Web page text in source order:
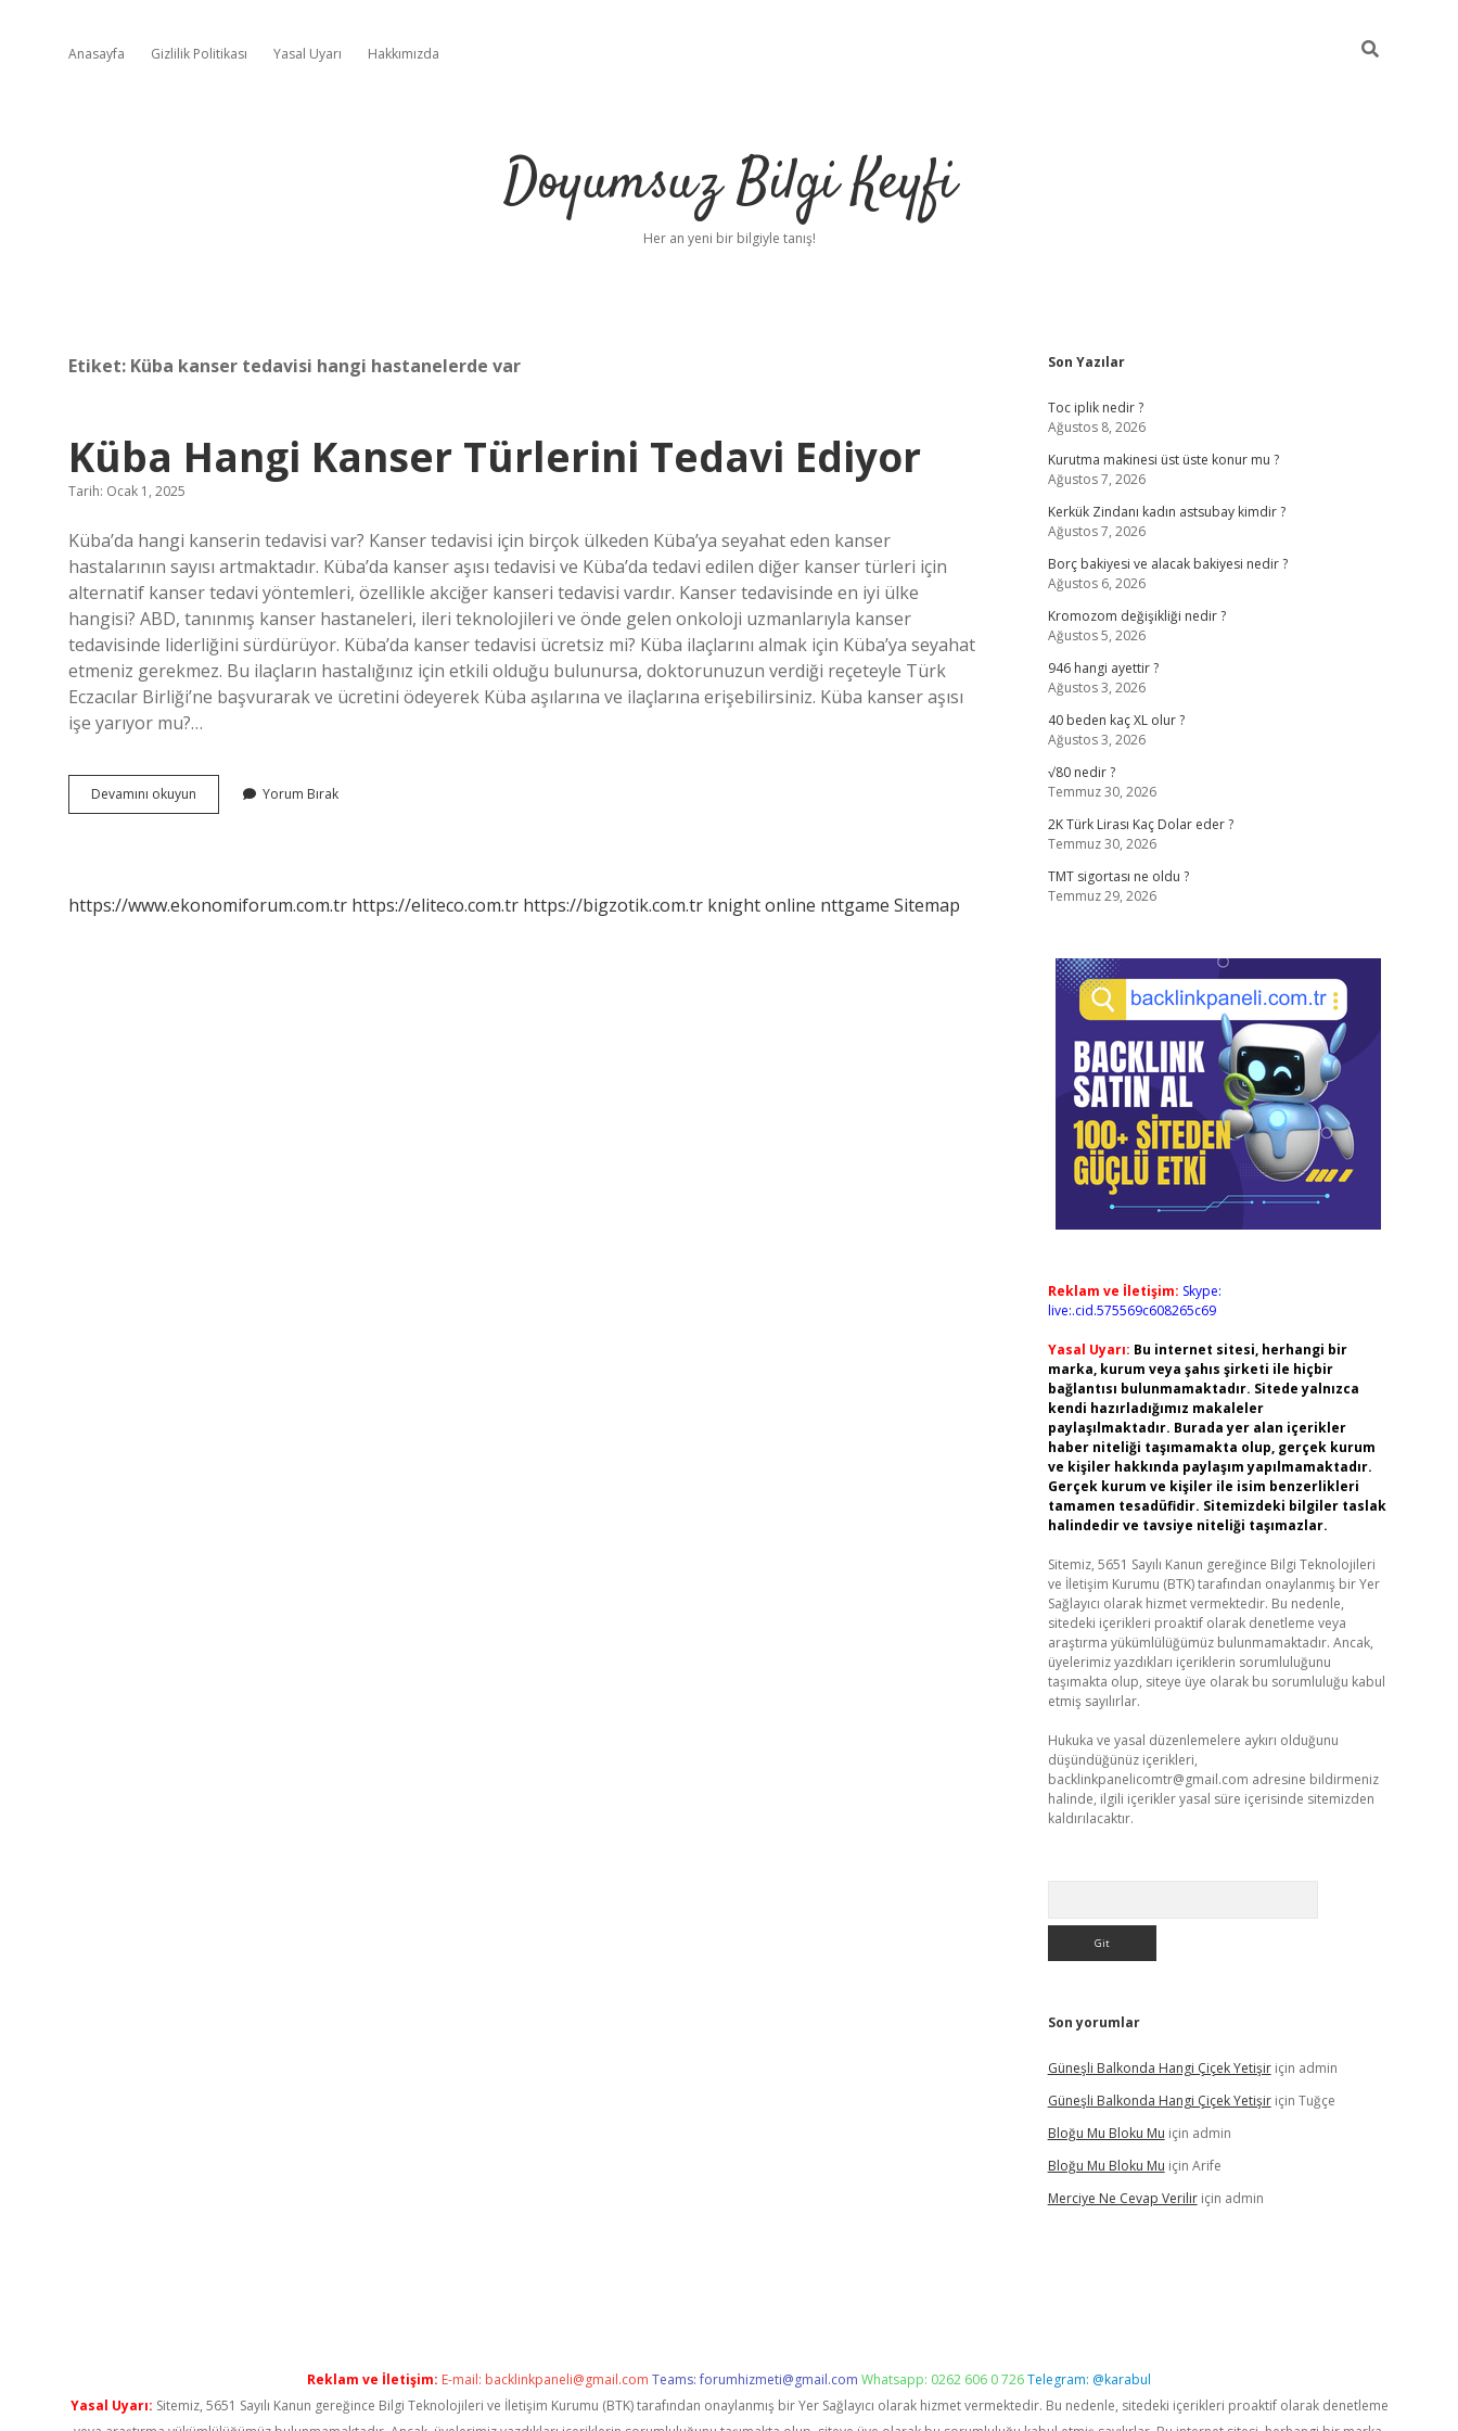
Anasayfa Gizlilik Politikası Yasal Uyarı Hakkımızda
Doyumsuz Bilgi Keyfi
Her an yeni bir bilgiyle tanış!
Etiket: Küba kanser tedavisi hangi hastanelerde var
Küba Hangi Kanser Türlerini Tedavi Ediyor
Tarih: Ocak 1, 2025
Küba’da hangi kanserin tedavisi var? Kanser tedavisi için birçok ülkeden Küba’ya seyahat eden kanser
hastalarının sayısı artmaktadır. Küba’da kanser aşısı tedavisi ve Küba’da tedavi edilen diğer kanser türleri için
alternatif kanser tedavi yöntemleri, özellikle akciğer kanseri tedavisi vardır. Kanser tedavisinde en iyi ülke
hangisi? ABD, tanınmış kanser hastaneleri, ileri teknolojileri ve önde gelen onkoloji uzmanlarıyla kanser
tedavisinde liderliğini sürdürüyor. Küba’da kanser tedavisi ücretsiz mi? Küba ilaçlarını almak için Küba’ya seyahat
etmeniz gerekmez. Bu ilaçların hastalığınız için etkili olduğu bulunursa, doktorunuzun verdiği reçeteyle Türk
Eczacılar Birliği’ne başvurarak ve ücretini ödeyerek Küba aşılarına ve ilaçlarına erişebilirsiniz. Küba kanser aşısı
işe yarıyor mu?…
Devamını okuyun
Hangi
Yorum Bırak
https://www.ekonomiforum.com.tr https://eliteco.com.tr https://bigzotik.com.tr knight online nttgame Sitemap
Sidebar
Son Yazılar
Toc iplik nedir ?
Ağustos 8, 2026
Kurutma makinesi üst üste konur mu ?
Ağustos 7, 2026
Kerkük Zindanı kadın astsubay kimdir ?
Ağustos 7, 2026
Borç bakiyesi ve alacak bakiyesi nedir ?
Ağustos 6, 2026
Kromozom değişikliği nedir ?
Ağustos 5, 2026
946 hangi ayettir ?
Ağustos 3, 2026
40 beden kaç XL olur ?
Ağustos 3, 2026
√80 nedir ?
Temmuz 30, 2026
2K Türk Lirası Kaç Dolar eder ?
Temmuz 30, 2026
TMT sigortası ne oldu ?
Temmuz 29, 2026
Reklam ve İletişim: Skype:
live:.cid.575569c608265c69
Yasal Uyarı: Bu internet sitesi, herhangi bir
marka, kurum veya şahıs şirketi ile hiçbir
bağlantısı bulunmamaktadır. Sitede yalnızca
kendi hazırladığımız makaleler
paylaşılmaktadır. Burada yer alan içerikler
haber niteliği taşımamakta olup, gerçek kurum
ve kişiler hakkında paylaşım yapılmamaktadır.
Gerçek kurum ve kişiler ile isim benzerlikleri
tamamen tesadüfidir. Sitemizdeki bilgiler taslak
halindedir ve tavsiye niteliği taşımazlar.
Sitemiz, 5651 Sayılı Kanun gereğince Bilgi Teknolojileri
ve İletişim Kurumu (BTK) tarafından onaylanmış bir Yer
Sağlayıcı olarak hizmet vermektedir. Bu nedenle,
sitedeki içerikleri proaktif olarak denetleme veya
araştırma yükümlülüğümüz bulunmamaktadır. Ancak,
üyelerimiz yazdıkları içeriklerin sorumluluğunu
taşımakta olup, siteye üye olarak bu sorumluluğu kabul
etmiş sayılırlar.
Hukuka ve yasal düzenlemelere aykırı olduğunu
düşündüğünüz içerikleri,
backlinkpanelicomtr@gmail.com adresine bildirmeniz
halinde, ilgili içerikler yasal süre içerisinde sitemizden
kaldırılacaktır.
Son yorumlar
Güneşli Balkonda Hangi Çiçek Yetişiriçin admin
Güneşli Balkonda Hangi Çiçek Yetişiriçin Tuğçe
Bloğu Mu Bloku Mu için admin
Bloğu Mu Bloku Mu için Arife
Merciye Ne Cevap Veriliriçin admin
Reklam ve İletişim: E-mail: backlinkpaneli@gmail.com Teams:forumhizmeti@gmail.com Whatsapp: 0262 606 0 726Telegram: @karabul
Yasal Uyarı: Sitemiz, 5651 Sayılı Kanun gereğince Bilgi Teknolojileri ve İletişim Kurumu (BTK) tarafından onaylanmış bir Yer Sağlayıcı olarak hizmet vermektedir. Bu nedenle, sitedeki içerikleri proaktif olarak denetleme